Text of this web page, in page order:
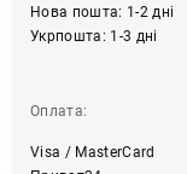
Нова пошта: 1-2 дні
Укрпошта: 1-3 дні
Оплата:
Visa / MasterCard